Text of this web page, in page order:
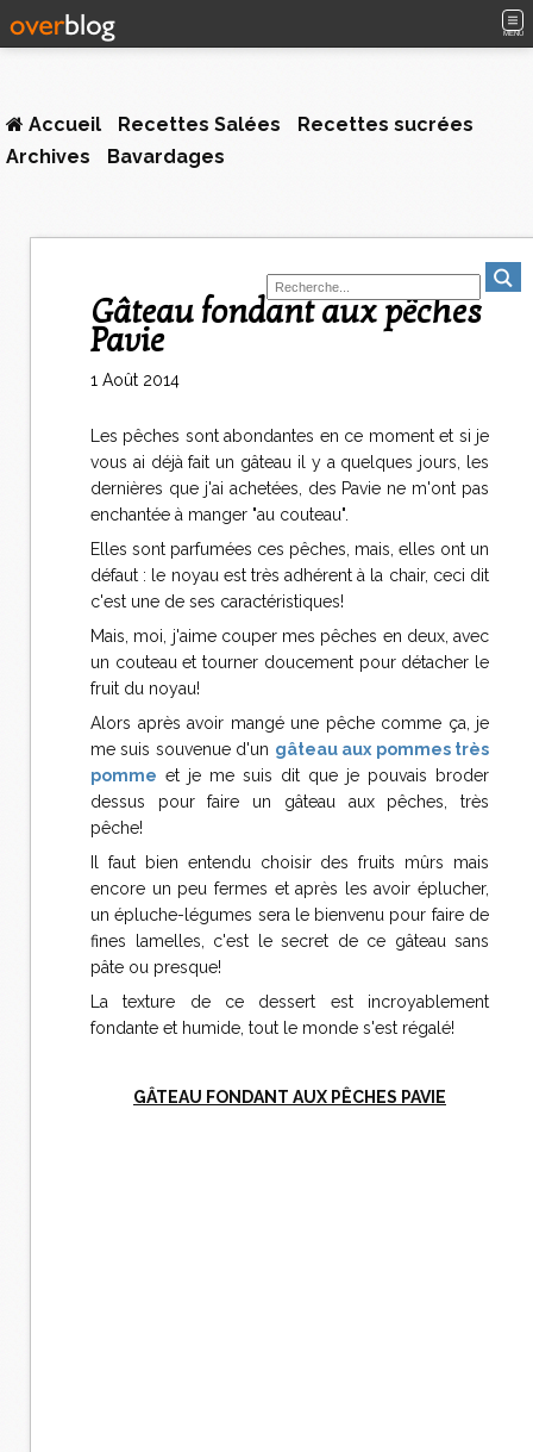
MENU
Accueil Recettes Salées
Recettes sucrées
Archives
Bavardages
Gâteau fondant aux pêches
Pavie
1 Août 2014
Les pêches sont abondantes en ce moment et si je
vous ai déjà fait un gâteau il y a quelques jours, les
dernières que j'ai achetées, des Pavie ne m'ont pas
enchantée à manger "au couteau".
Elles sont parfumées ces pêches, mais, elles ont un
défaut : le noyau est très adhérent à la chair, ceci dit
c'est une de ses caractéristiques!
Mais, moi, j'aime couper mes pêches en deux, avec
un couteau et tourner doucement pour détacher le
fruit du noyau!
Alors après avoir mangé une pêche comme ça, je
me suis souvenue d'un gâteau aux pommes très
pomme et je me suis dit que je pouvais broder
dessus pour faire un gâteau aux pêches, très
pêche!
Il faut bien entendu choisir des fruits mûrs mais
encore un peu fermes et après les avoir éplucher,
un épluche-légumes sera le bienvenu pour faire de
fines lamelles, c'est le secret de ce gâteau sans
pâte ou presque!
La texture de ce dessert est incroyablement
fondante et humide, tout le monde s'est régalé!
GÂTEAU FONDANT AUX PÊCHES PAVIE